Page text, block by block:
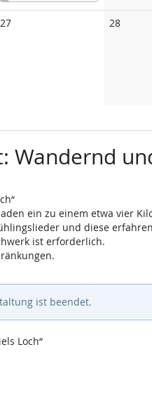
27Keine
28Keine
Wandernd
ein zu einem etwa vier
und diese
ist erforderlich.
ist beendet.
Loch“